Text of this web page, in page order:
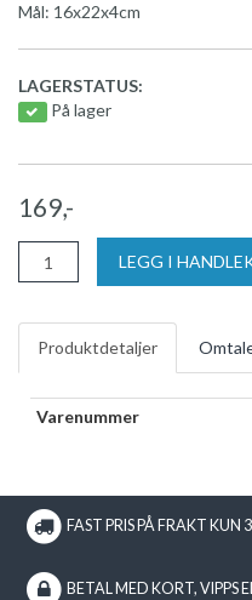
Mål: 16x22x4cm
LAGERSTATUS:
På lager
169,-
LEGG I
Produktdetaljer
Varenummer
FAST PRIS PÅ FRAKT KUN
BETAL MED KORT, VIPPS